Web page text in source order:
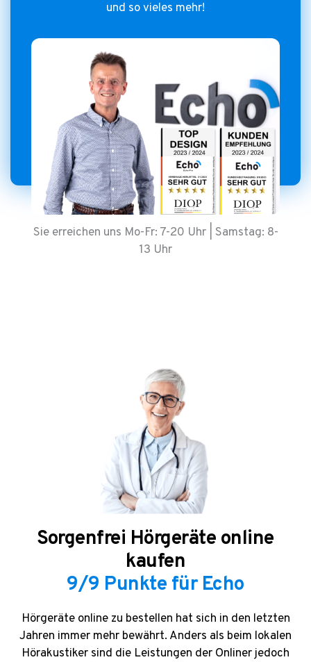
und so vieles mehr!
Sie erreichen uns Mo-Fr: 7-20 Uhr | Samstag: 8-
13 Uhr
Sorgenfrei Hörgeräte online
kaufen
9/9 Punkte für Echo
Hörgeräte online zu bestellen hat sich in den letzten
Jahren immer mehr bewährt. Anders als beim lokalen
Hörakustiker sind die Leistungen der Onliner jedoch